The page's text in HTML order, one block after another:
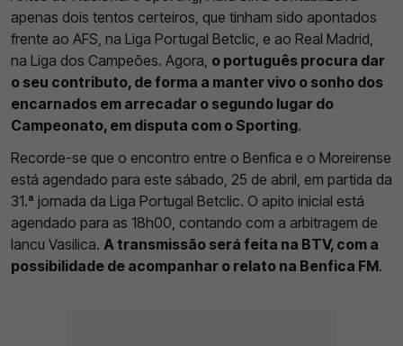
apenas dois tentos certeiros, que tinham sido apontados
frente ao AFS, na Liga Portugal Betclic, e ao Real Madrid,
na Liga dos Campeões. Agora, o português procura dar
o seu contributo, de forma a manter vivo o sonho dos
encarnados em arrecadar o segundo lugar do
Campeonato, em disputa com o Sporting.
Recorde-se que o encontro entre o Benfica e o Moreirense
está agendado para este sábado, 25 de abril, em partida da
31.ª jornada da Liga Portugal Betclic. O apito inicial está
agendado para as 18h00, contando com a arbitragem de
Iancu Vasilica. A transmissão será feita na BTV, com a
possibilidade de acompanhar o relato na Benfica FM.